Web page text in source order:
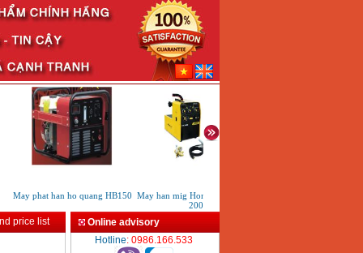
May phat han ho quang HB150 May han mig Hong ky HK MIG
200I
price list
Online advisory
Hotline: 0986.166.533